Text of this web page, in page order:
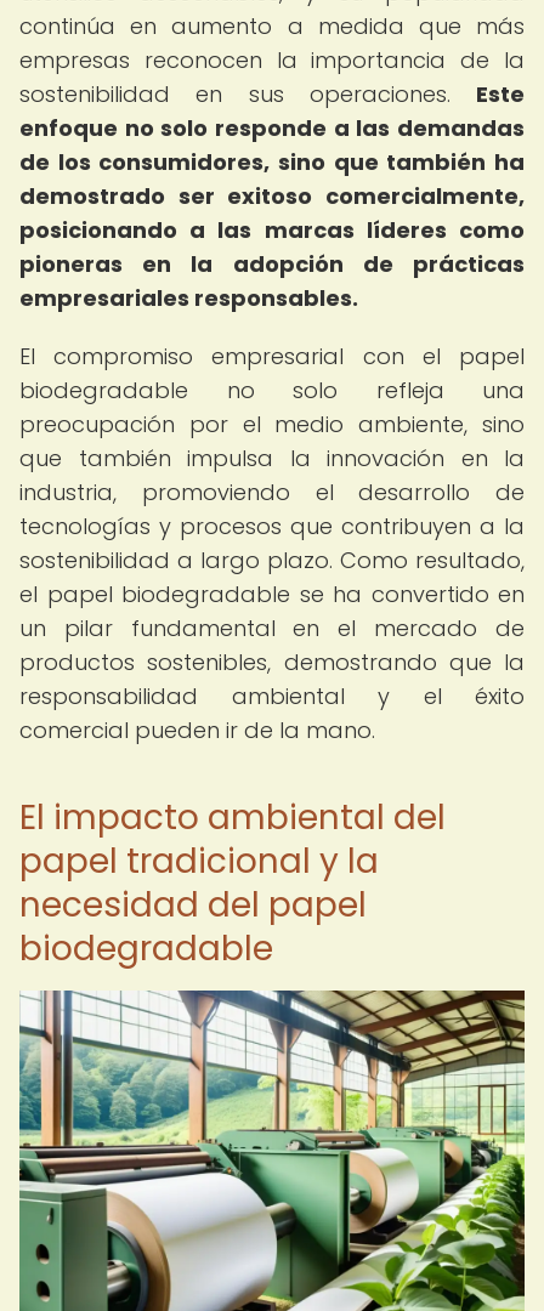
continúa en aumento a medida que más
empresas reconocen la importancia de la
sostenibilidad en sus operaciones. Este
enfoque no solo responde a las demandas
de los consumidores, sino que también ha
demostrado ser exitoso comercialmente,
posicionando a las marcas líderes como
pioneras en la adopción de prácticas
empresariales responsables.
El compromiso empresarial con el papel
biodegradable no solo refleja una
preocupación por el medio ambiente, sino
que también impulsa la innovación en la
industria, promoviendo el desarrollo de
tecnologías y procesos que contribuyen a la
sostenibilidad a largo plazo. Como resultado,
el papel biodegradable se ha convertido en
un pilar fundamental en el mercado de
productos sostenibles, demostrando que la
responsabilidad ambiental y el éxito
comercial pueden ir de la mano.
El impacto ambiental del
papel tradicional y la
necesidad del papel
biodegradable